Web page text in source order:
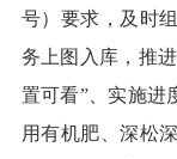
号）要求， 及时
务上图入库 ， 推
置可看”、实施进
用有机肥、深松